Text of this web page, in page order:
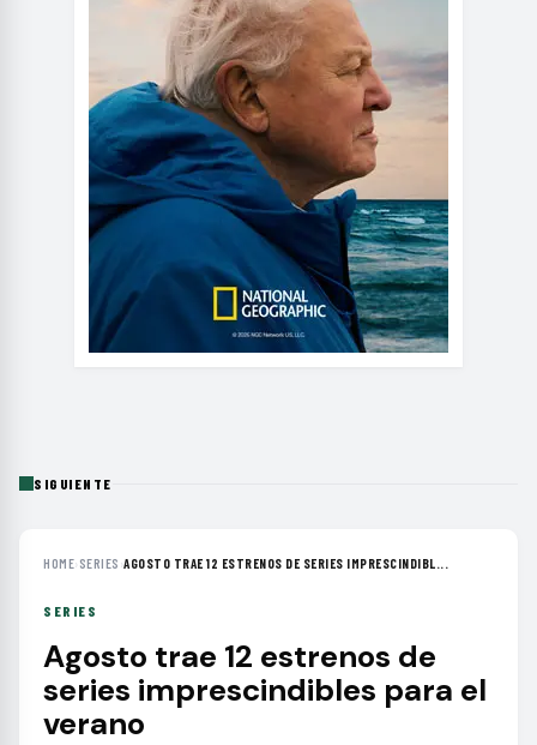
SIGUIENTE
HOME› SERIES ›AGOSTO TRAE 12 ESTRENOS DE SERIES IMPRESCINDIBL...
SERIES
Agosto trae 12 estrenos de
series imprescindibles para el
verano